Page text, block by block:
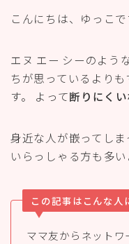
こんにちは、ゆっこ
エヌ エー シーのよう
ちが思っているより
す。 よって断りにく
身近な人が嵌ってし
いらっしゃる方も多い
この記事はこんな人
ママ友からネット